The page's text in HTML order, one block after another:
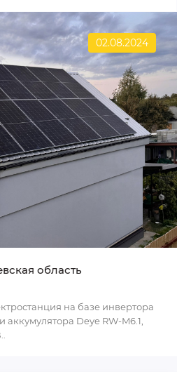
02.08.2024
область
на базе инвертора
аккумулятора Deye RW-M6.1,